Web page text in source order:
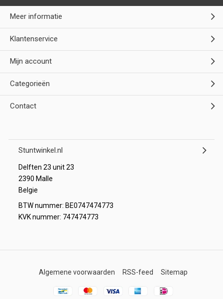
Meer informatie
Klantenservice
Mijn account
Categorieën
Contact
Stuntwinkel.nl
Delften 23 unit 23
2390 Malle
Belgie
BTW nummer: BE0747474773
KVK nummer: 747474773
Algemene voorwaarden RSS-feed Sitemap